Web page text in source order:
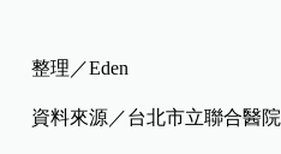
整理／Eden
資料來源／台北市立聯合醫院